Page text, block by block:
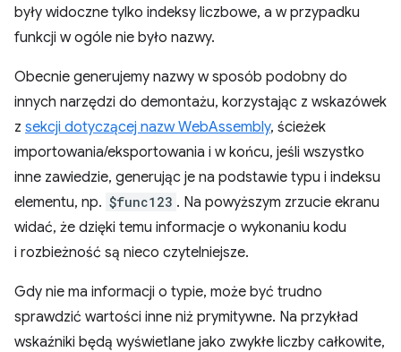
były widoczne tylko indeksy liczbowe, a w przypadku
funkcji w ogóle nie było nazwy.
Obecnie generujemy nazwy w sposób podobny do
innych narzędzi do demontażu, korzystając z wskazówek
z sekcji dotyczącej nazw WebAssembly, ścieżek
importowania/eksportowania i w końcu, jeśli wszystko
inne zawiedzie, generując je na podstawie typu i indeksu
elementu, np. $func123 . Na powyższym zrzucie ekranu
widać, że dzięki temu informacje o wykonaniu kodu
i rozbieżność są nieco czytelniejsze.
Gdy nie ma informacji o typie, może być trudno
sprawdzić wartości inne niż prymitywne. Na przykład
wskaźniki będą wyświetlane jako zwykłe liczby całkowite,